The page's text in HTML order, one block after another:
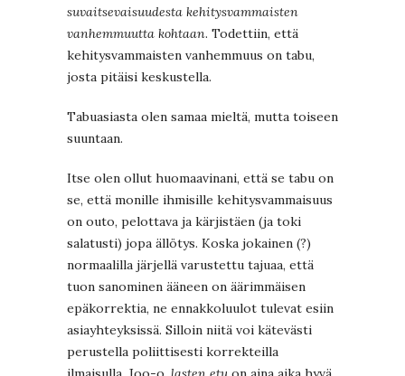
suvaitsevaisuudesta kehitysvammaisten
vanhemmuutta kohtaan. Todettiin, että
kehitysvammaisten vanhemmuus on tabu,
josta pitäisi keskustella.
Tabuasiasta olen samaa mieltä, mutta toiseen
suuntaan.
Itse olen ollut huomaavinani, että se tabu on
se, että monille ihmisille kehitysvammaisuus
on outo, pelottava ja kärjistäen (ja toki
salatusti) jopa ällötys. Koska jokainen (?)
normaalilla järjellä varustettu tajuaa, että
tuon sanominen ääneen on äärimmäisen
epäkorrektia, ne ennakkoluulot tulevat esiin
asiayhteyksissä. Silloin niitä voi kätevästi
perustella poliittisesti korrekteilla